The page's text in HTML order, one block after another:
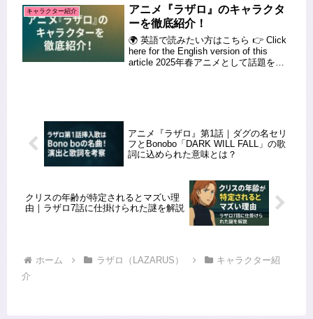
ック』のチャド・スタエルスキ氏、制
作は『呪術廻戦』『チェン...
キャラクター紹介
アニメ『ラザロ』のキャラクタ
ーを徹底紹介！
🌍 英語で読みたい方はこちら 👉 Click
here for the English version of this
article 2025年春アニメとして話題を集
アニメ『ラザロ』第1話｜ダグの名セリ
フとBonobo「DARK WILL FALL」の歌
詞に込められた意味とは？
クリスの年齢が特定されるとマズい理
由｜ラザロ7話に仕掛けられた謎を解説
ホーム ラザロ（LAZARUS）
キャラクター紹
介